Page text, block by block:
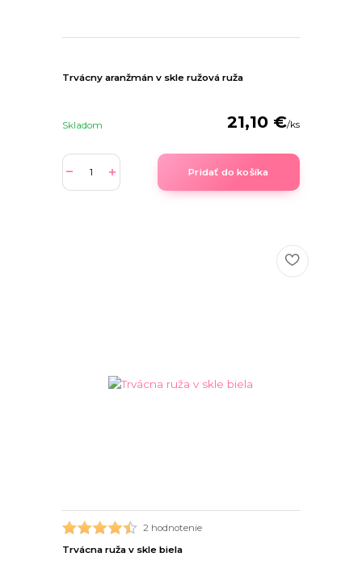
Trvácny aranžmán v skle ružová ruža
21,10 €/ks
Skladom
Pridať do košíka
2 hodnotenie
Trvácna ruža v skle biela